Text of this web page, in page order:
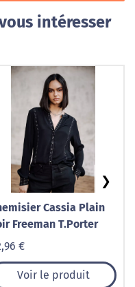
intéresser
Cassia Plain
Freeman T.Porter
€
Voir le produit
❯